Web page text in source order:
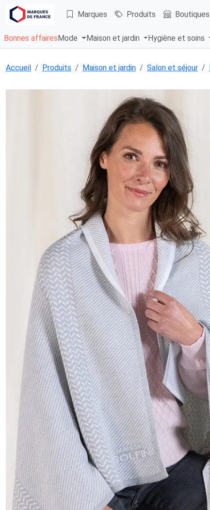
Marques Produits Boutiques
Bonnes affaires Mode Maison et jardin Hygiène et soins
Accueil Produits Maison et jardin Salon et séjour